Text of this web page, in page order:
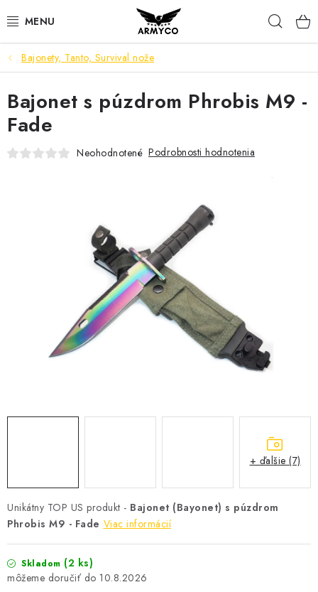
na
NOŽE A INÉ OSTRIE
OUTDOOR & CAMPING
SVIETIDLÁ
Bonusový program
Bajonety, Tanto, Survival nože
Unikátny TOP US produkt - Bajonet (Bayonet) s púzdrom
Phrobis M9 - Fade Viac informácií
Skladom (2 ks)
10.8.2026
Bajonet s púzdrom Phrobis M9 -
Fade
Neohodnotené Podrobnosti hodnotenia
+ ďalšie (7)